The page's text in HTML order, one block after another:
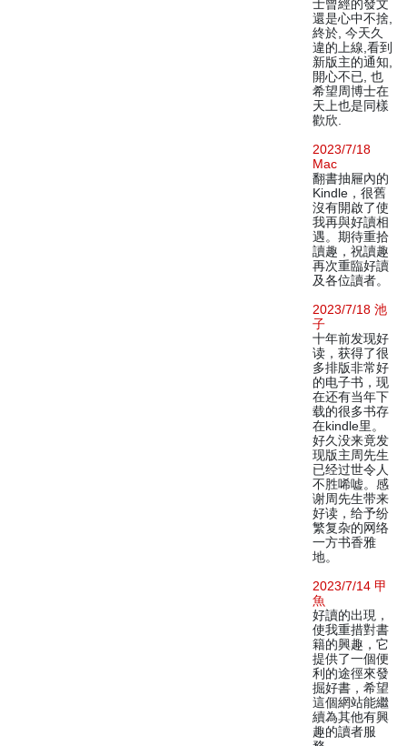
士曾經的發文
還是心中不捨,
終於, 今天久
違的上線,看到
新版主的通知,
開心不已, 也
希望周博士在
天上也是同樣
歡欣.
2023/7/18
Mac
翻書抽屜內的
Kindle，很舊
沒有開啟了使
我再與好讀相
遇。期待重拾
讀趣，祝讀趣
再次重臨好讀
及各位讀者。
2023/7/18 池
子
十年前发现好
读，获得了很
多排版非常好
的电子书，现
在还有当年下
载的很多书存
在kindle里。
好久没来竟发
现版主周先生
已经过世令人
不胜唏嘘。感
谢周先生带来
好读，给予纷
繁复杂的网络
一方书香雅
地。
2023/7/14 甲
魚
好讀的出現，
使我重措對書
籍的興趣，它
提供了一個便
利的途徑來發
掘好書，希望
這個網站能繼
續為其他有興
趣的讀者服